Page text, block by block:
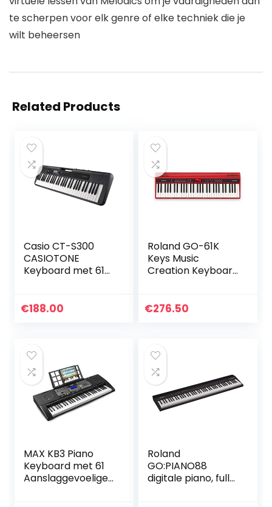
te scherpen voor elk genre of elke techniek die je
wilt beheersen
Related Products
Casio CT-S300
CASIOTONE
Keyboard met 61
begeleiding
€188.00
Roland GO-61K
Keys Music
Creation Keyboard
rood
€276.50
MAX KB3 Piano
Keyboard met 61
Aanslaggevoelige
Roland
GO:PIANO88
digitale piano, full-